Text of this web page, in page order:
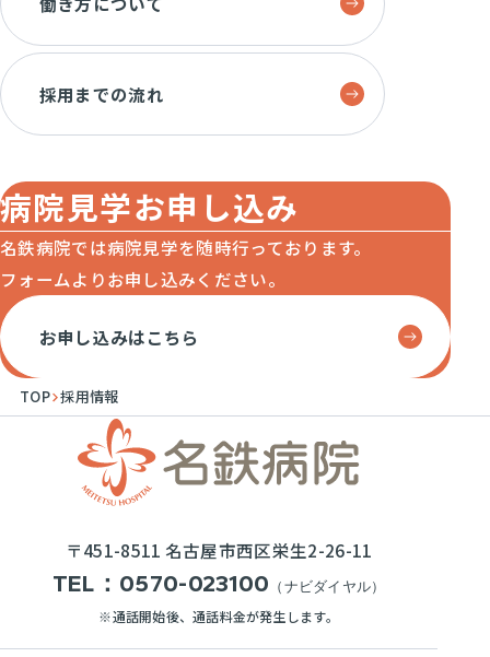
採用までの流れ
病院見学お申し込み
名鉄病院では病院見学を随時行っております。
フォームよりお申し込みください。
お申し込みはこちら
TOP 採用情報
〒451-8511 名古屋市西区栄生2-26-11
TEL： 0570-023100 （ナビダイヤル）
通話開始後、通話料金が発生します。